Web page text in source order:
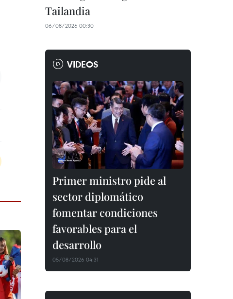
Tailandia
06/08/2026 00:30
VIDEOS
Primer ministro pide al
sector diplomático
fomentar condiciones
favorables para el
desarrollo
05/08/2026 04:31